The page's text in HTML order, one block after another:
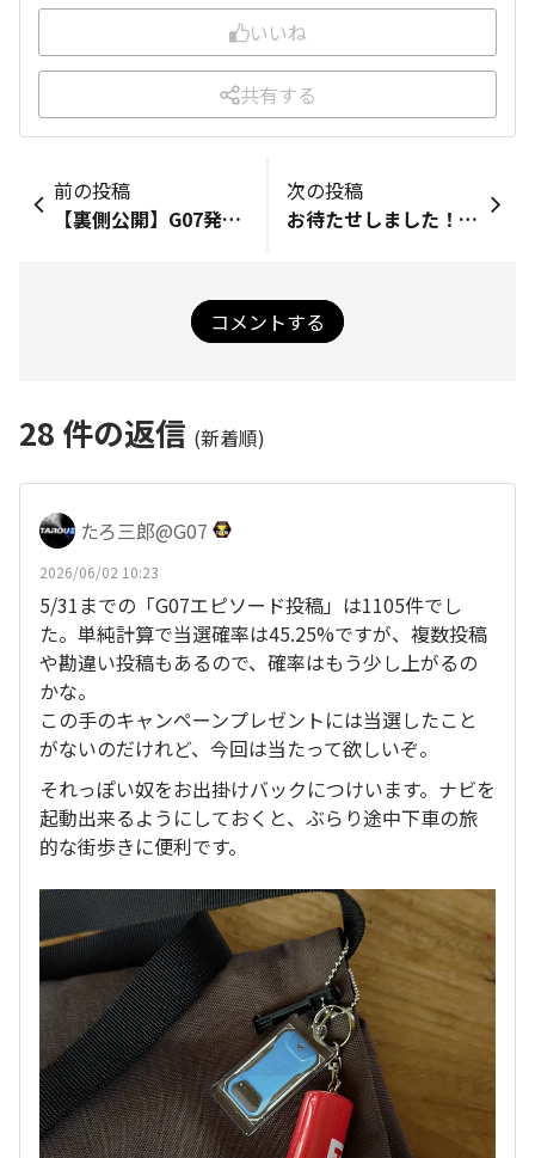
いいね
共有する
前の投稿
【裏側公開】G07発表会レポート後編！進化したタフネスやアクセサリー展示をレポート✨
次の投稿
お待たせしました！ミニチュアTORQUE完成✨まもなく発送します！
コメントする
28 件の返信 (新着順)
たろ三郎@G07
2026/06/02 10:23
5/31までの「G07エピソード投稿」は1105件でし
た。単純計算で当選確率は45.25%ですが、複数投稿
や勘違い投稿もあるので、確率はもう少し上がるの
かな。
この手のキャンペーンプレゼントには当選したこと
がないのだけれど、今回は当たって欲しいぞ。
それっぽい奴をお出掛けバックにつけいます。ナビを
起動出来るようにしておくと、ぶらり途中下車の旅
的な街歩きに便利です。